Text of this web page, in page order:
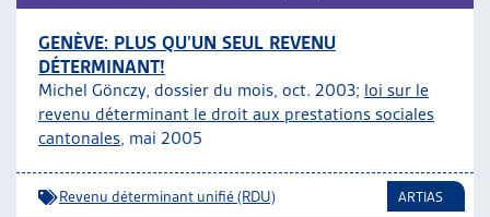
GENÈVE: PLUS QU’UN SEUL REVENU
DÉTERMINANT!
Michel Gönczy, dossier du mois, oct. 2003; loi sur le
revenu déterminant le droit aux prestations sociales
cantonales, mai 2005
Revenu déterminant unifié (RDU) ARTIAS